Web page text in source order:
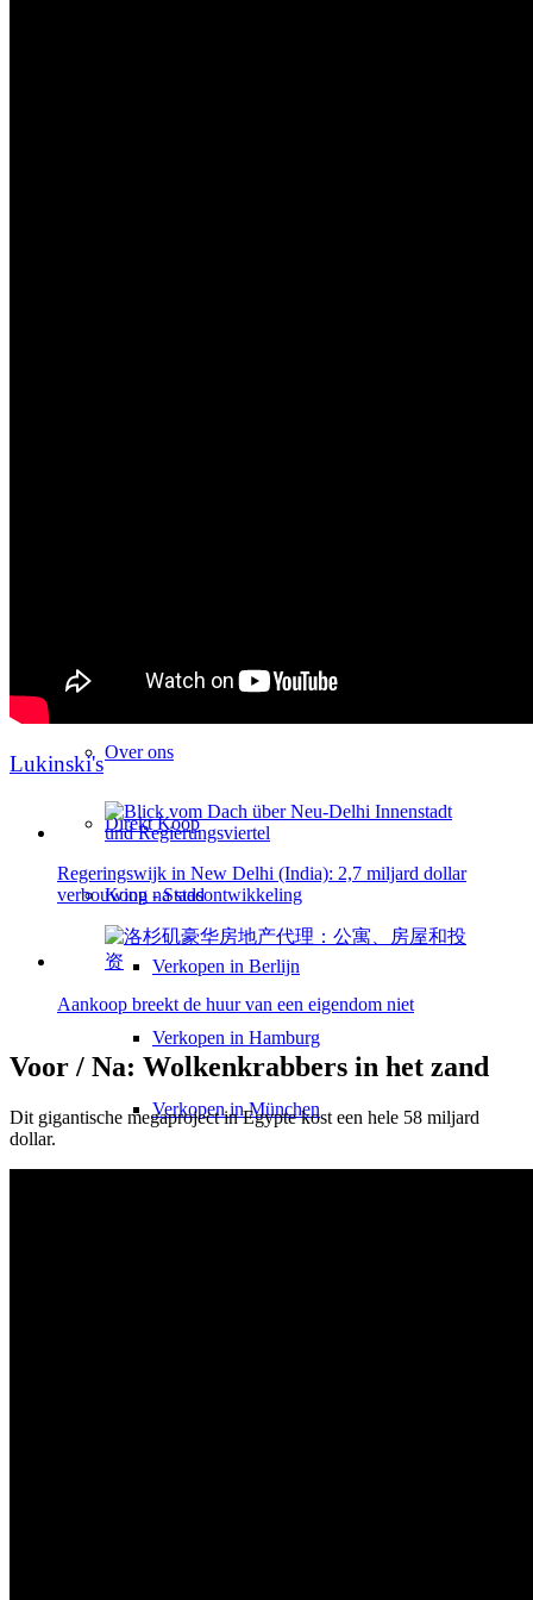
Over
Over ons
Direkt Koop
Koop na stad
Verkopen in Berlijn
Verkopen in Hamburg
Verkopen in München
Lukinski's
Regeringswijk in New Delhi (India): 2,7 miljard dollar
verbouwing - Stadsontwikkeling
Aankoop breekt de huur van een eigendom niet
Voor / Na: Wolkenkrabbers in het zand
Dit gigantische megaproject in Egypte kost een hele 58 miljard
dollar.